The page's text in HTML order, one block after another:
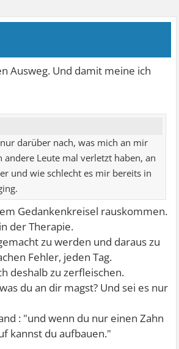
Ausweg. Und damit meine ich
darüber nach, was mich an mir
Leute mal verletzt haben, an
und wie schlecht es mir bereits in
Gedankenkreisel rauskommen.
der Therapie.
zu werden und daraus zu
Fehler, jeden Tag.
deshalb zu zerfleischen.
du an dir magst? Und sei es nur
: "und wenn du nur einen Zahn
kannst du aufbauen."